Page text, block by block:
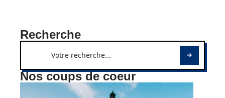
Recherche
Nos coups de coeur